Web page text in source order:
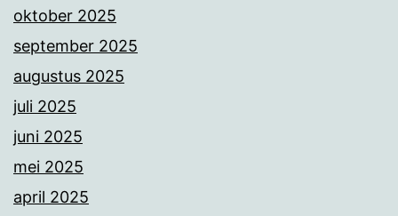
oktober 2025
september 2025
augustus 2025
juli 2025
juni 2025
mei 2025
april 2025